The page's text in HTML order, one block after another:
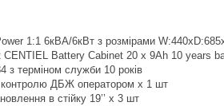
1:1 6кВА/6кВт з розмірами
CENTIEL Battery Cabinet 20 x 9Ah 10 years
з терміном служби 10 років
контролю ДБЖ оператором х 1 шт
в стійку 19’’ х 3 шт